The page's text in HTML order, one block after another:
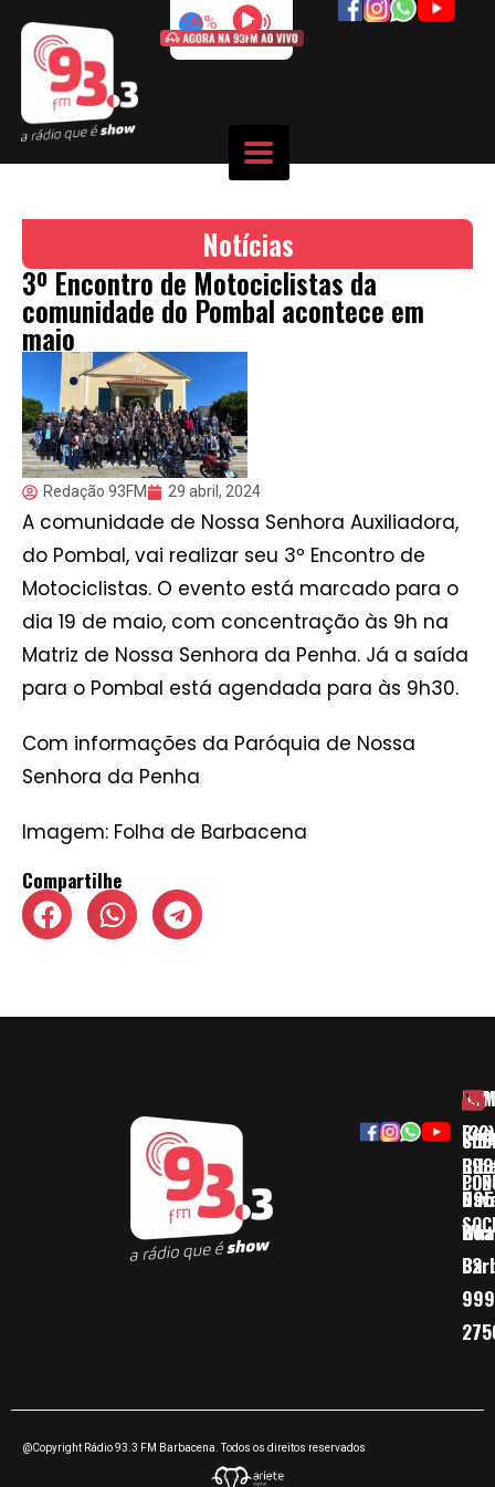
50%
Notícias
3º Encontro de Motociclistas da
comunidade do Pombal acontece em
maio
Redação 93FM 29 abril, 2024
A comunidade de Nossa Senhora Auxiliadora,
do Pombal, vai realizar seu 3º Encontro de
Motociclistas. O evento está marcado para o
dia 19 de maio, com concentração às 9h na
Matriz de Nossa Senhora da Penha. Já a saída
para o Pombal está agendada para às 9h30.
Com informações da Paróquia de Nossa
Senhora da Penha
Imagem: Folha de Barbacena
Compartilhe
(32)
32
@Copyright Rádio 93.3 FM Barbacena. Todos os direitos reservados